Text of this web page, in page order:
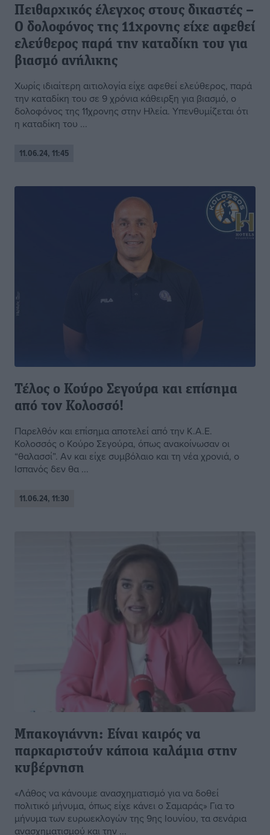
Πειθαρχικός έλεγχος στους δικαστές –
Ο δολοφόνος της 11χρονης είχε αφεθεί
ελεύθερος παρά την καταδίκη του για
βιασμό ανήλικης
Xωρίς ιδιαίτερη αιτιολογία είχε αφεθεί ελεύθερος, παρά
την καταδίκη του σε 9 χρόνια κάθειρξη για βιασμό, ο
δολοφόνος της 11χρονης στην Ηλεία. Υπενθυμίζεται ότι
η καταδίκη του ...
11.06.24, 11:45
Τέλος ο Κούρο Σεγούρα και επίσημα
από τον Κολοσσό!
Παρελθόν και επίσημα αποτελεί από την Κ.Α.Ε.
Κολοσσός ο Κούρο Σεγούρα, όπως ανακοίνωσαν οι
“θαλασσί”. Αν και είχε συμβόλαιο και τη νέα χρονιά, ο
Ισπανός δεν θα ...
11.06.24, 11:30
Μπακογιάννη: Είναι καιρός να
παρκαριστούν κάποια καλάμια στην
κυβέρνηση
«Λάθος να κάνουμε ανασχηματισμό για να δοθεί
πολιτικό μήνυμα, όπως είχε κάνει ο Σαμαράς» Για το
μήνυμα των ευρωεκλογών της 9ης Ιουνίου, τα σενάρια
ανασχηματισμού και την ...